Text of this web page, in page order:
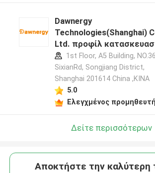
Dawnergy
Technologies(Shanghai)
Ltd. προφίλ
1st Floor, A5 Building,
SixianRd, Songjiang District,
Shanghai 201614 China ,ΚΙΝΑ
5.0
Ελεγχμένος
Δείτε περισσότερων
Αποκτήστε την καλύτερη